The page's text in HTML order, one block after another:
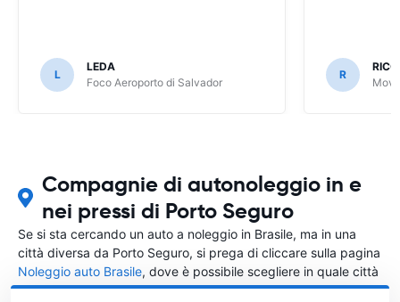
L
LEDA
Foco Aeroporto di Salvador
R
Compagnie di autonoleggio in e
nei pressi di Porto Seguro
Se si sta cercando un auto a noleggio in Brasile, ma in una
città diversa da Porto Seguro, si prega di cliccare sulla pagina
Noleggio auto Brasile, dove è possibile scegliere in quale città
in Brasile si vuole noleggiare l'auto.